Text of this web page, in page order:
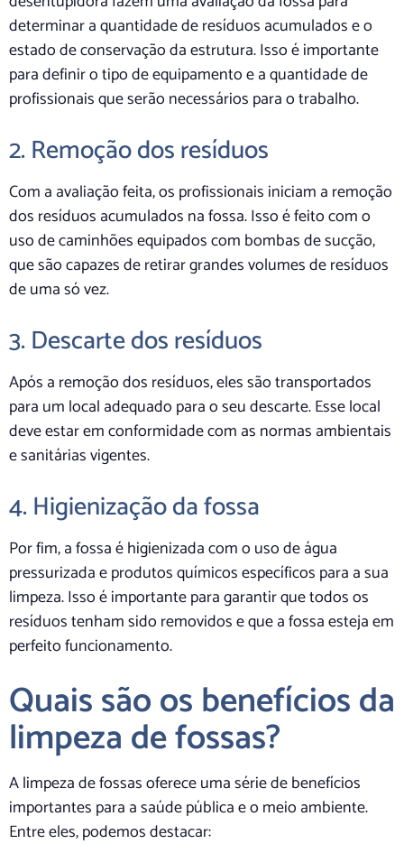
determinar a quantidade de resíduos acumulados e o
estado de conservação da estrutura. Isso é importante
para definir o tipo de equipamento e a quantidade de
profissionais que serão necessários para o trabalho.
2. Remoção dos resíduos
Com a avaliação feita, os profissionais iniciam a remoção
dos resíduos acumulados na fossa. Isso é feito com o
uso de caminhões equipados com bombas de sucção,
que são capazes de retirar grandes volumes de resíduos
de uma só vez.
3. Descarte dos resíduos
Após a remoção dos resíduos, eles são transportados
para um local adequado para o seu descarte. Esse local
deve estar em conformidade com as normas ambientais
e sanitárias vigentes.
4. Higienização da fossa
Por fim, a fossa é higienizada com o uso de água
pressurizada e produtos químicos específicos para a sua
limpeza. Isso é importante para garantir que todos os
resíduos tenham sido removidos e que a fossa esteja em
perfeito funcionamento.
Quais são os benefícios da
limpeza de fossas?
A limpeza de fossas oferece uma série de benefícios
importantes para a saúde pública e o meio ambiente.
Entre eles, podemos destacar: